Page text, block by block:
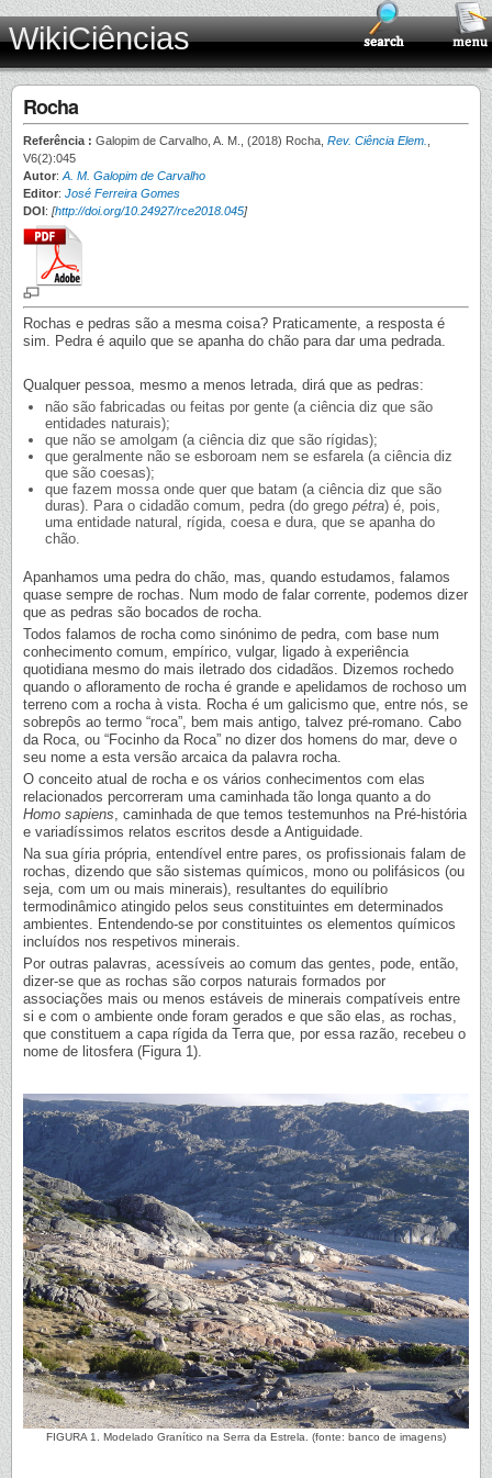
WikiCiências
Rocha
Referência : Galopim de Carvalho, A. M., (2018) Rocha, Rev. Ciência Elem.
V6(2):045
Autor: A. M. Galopim de Carvalho
Editor: José Ferreira Gomes
DOI: [http://doi.org/10.24927/rce2018.045]
Rochas e pedras são a mesma coisa? Praticamente, a resposta é
sim. Pedra é aquilo que se apanha do chão para dar uma pedrada.
Qualquer pessoa, mesmo a menos letrada, dirá que as pedras:
não são fabricadas ou feitas por gente (a ciência diz que são
entidades naturais);
que não se amolgam (a ciência diz que são rígidas);
que geralmente não se esboroam nem se esfarela (a ciência diz
que são coesas);
que fazem mossa onde quer que batam (a ciência diz que são
duras). Para o cidadão comum, pedra (do grego pétra) é, pois,
uma entidade natural, rígida, coesa e dura, que se apanha do
chão.
Apanhamos uma pedra do chão, mas, quando estudamos, falamos
quase sempre de rochas. Num modo de falar corrente, podemos dizer
que as pedras são bocados de rocha.
Todos falamos de rocha como sinónimo de pedra, com base num
conhecimento comum, empírico, vulgar, ligado à experiência
quotidiana mesmo do mais iletrado dos cidadãos. Dizemos rochedo
quando o afloramento de rocha é grande e apelidamos de rochoso um
terreno com a rocha à vista. Rocha é um galicismo que, entre nós, se
sobrepôs ao termo “roca”, bem mais antigo, talvez pré-romano. Cabo
da Roca, ou “Focinho da Roca” no dizer dos homens do mar, deve o
seu nome a esta versão arcaica da palavra rocha.
O conceito atual de rocha e os vários conhecimentos com elas
relacionados percorreram uma caminhada tão longa quanto a do
Homo sapiens, caminhada de que temos testemunhos na Pré-história
e variadíssimos relatos escritos desde a Antiguidade.
Na sua gíria própria, entendível entre pares, os profissionais falam de
rochas, dizendo que são sistemas químicos, mono ou polifásicos (ou
seja, com um ou mais minerais), resultantes do equilíbrio
termodinâmico atingido pelos seus constituintes em determinados
ambientes. Entendendo-se por constituintes os elementos químicos
incluídos nos respetivos minerais.
Por outras palavras, acessíveis ao comum das gentes, pode, então,
dizer-se que as rochas são corpos naturais formados por
associações mais ou menos estáveis de minerais compatíveis entre
si e com o ambiente onde foram gerados e que são elas, as rochas,
que constituem a capa rígida da Terra que, por essa razão, recebeu o
nome de litosfera (Figura 1).
FIGURA 1. Modelado Granítico na Serra da Estrela. (fonte: banco de imagens)